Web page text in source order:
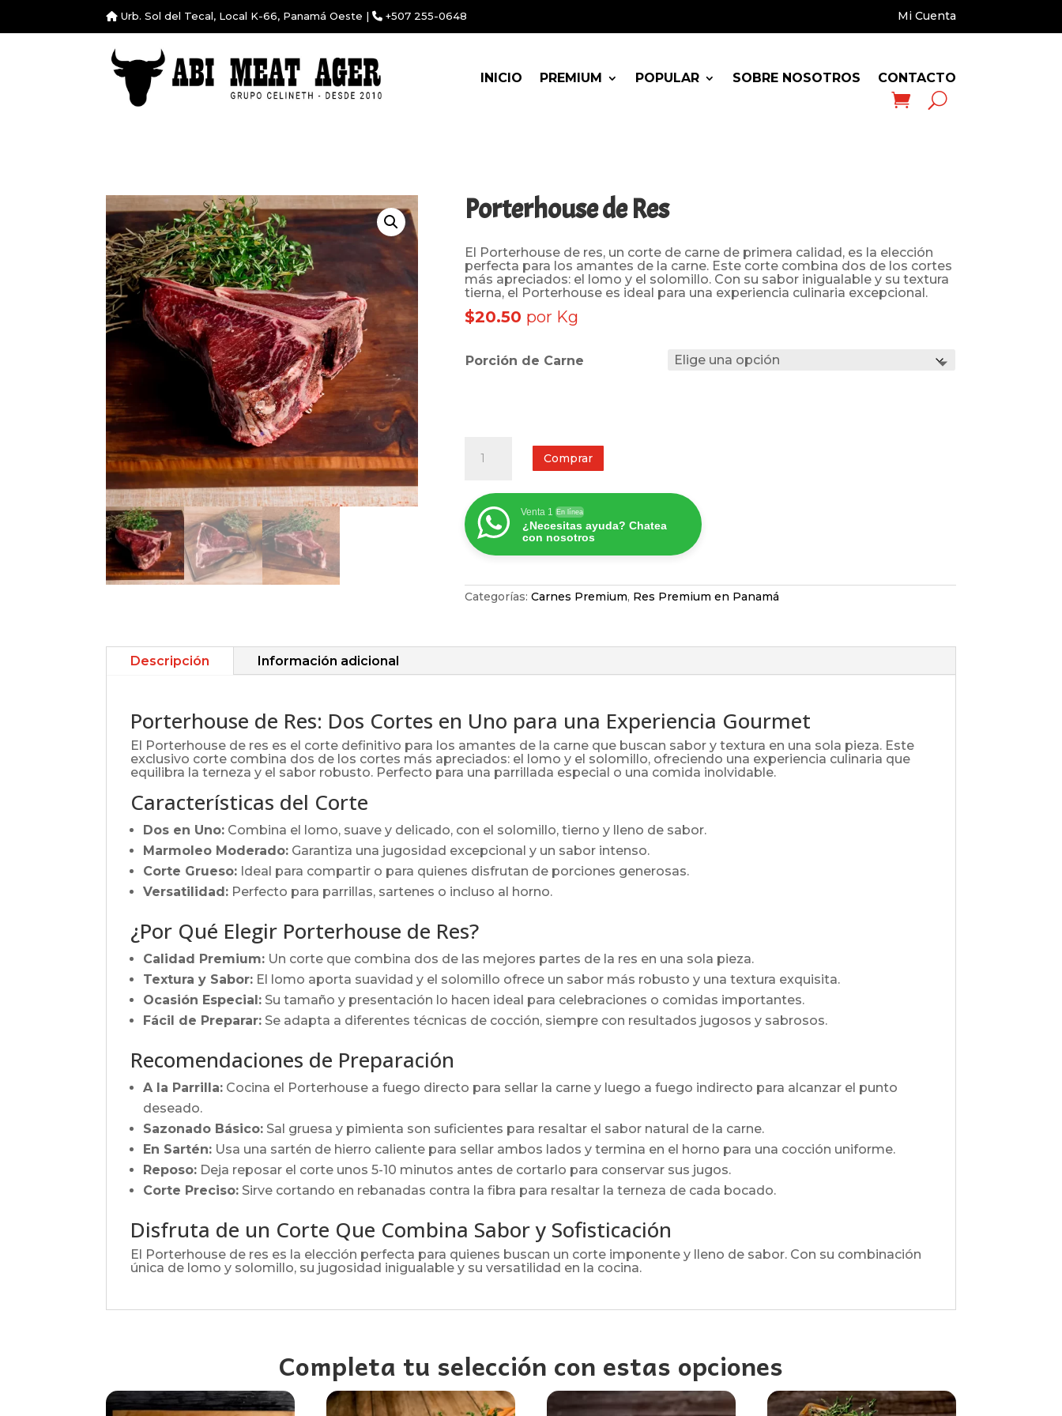
Urb. Sol del Tecal, Local K-66, Panamá Oeste | +507 255-0648 Mi Cuenta
INICIO PREMIUM POPULAR SOBRE NOSOTROS CONTACTO
Porterhouse de Res
El Porterhouse de res, un corte de carne de primera calidad, es la elección
perfecta para los amantes de la carne. Este corte combina dos de los cortes
más apreciados: el lomo y el solomillo. Con su sabor inigualable y su textura
tierna, el Porterhouse es ideal para una experiencia culinaria excepcional.
$20.50 por Kg
Porción de Carne
Porterhouse
de
Comprar
Venta 1 En línea
¿Necesitas ayuda? Chatea
con nosotros
Categorías:Carnes Premium, Res Premium en Panamá
Descripción Información adicional
Porterhouse de Res: Dos Cortes en Uno para una Experiencia Gourmet
El Porterhouse de res es el corte definitivo para los amantes de la carne que buscan sabor y textura en una sola pieza. Este
exclusivo corte combina dos de los cortes más apreciados: el lomo y el solomillo, ofreciendo una experiencia culinaria que
equilibra la terneza y el sabor robusto. Perfecto para una parrillada especial o una comida inolvidable.
Características del Corte
Dos en Uno: Combina el lomo, suave y delicado, con el solomillo, tierno y lleno de sabor.
Marmoleo Moderado: Garantiza una jugosidad excepcional y un sabor intenso.
Corte Grueso: Ideal para compartir o para quienes disfrutan de porciones generosas.
Versatilidad: Perfecto para parrillas, sartenes o incluso al horno.
¿Por Qué Elegir Porterhouse de Res?
Calidad Premium: Un corte que combina dos de las mejores partes de la res en una sola pieza.
Textura y Sabor: El lomo aporta suavidad y el solomillo ofrece un sabor más robusto y una textura exquisita.
Ocasión Especial: Su tamaño y presentación lo hacen ideal para celebraciones o comidas importantes.
Fácil de Preparar: Se adapta a diferentes técnicas de cocción, siempre con resultados jugosos y sabrosos.
Recomendaciones de Preparación
A la Parrilla: Cocina el Porterhouse a fuego directo para sellar la carne y luego a fuego indirecto para alcanzar el punto
deseado.
Sazonado Básico: Sal gruesa y pimienta son suficientes para resaltar el sabor natural de la carne.
En Sartén: Usa una sartén de hierro caliente para sellar ambos lados y termina en el horno para una cocción uniforme.
Reposo: Deja reposar el corte unos 5-10 minutos antes de cortarlo para conservar sus jugos.
Corte Preciso: Sirve cortando en rebanadas contra la fibra para resaltar la terneza de cada bocado.
Disfruta de un Corte Que Combina Sabor y Sofisticación
El Porterhouse de res es la elección perfecta para quienes buscan un corte imponente y lleno de sabor. Con su combinación
única de lomo y solomillo, su jugosidad inigualable y su versatilidad en la cocina.
Completa tu selección con estas opciones